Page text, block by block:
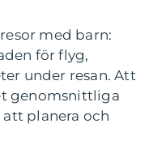
med barn:
för flyg,
under resan. Att
genomsnittliga
planera och